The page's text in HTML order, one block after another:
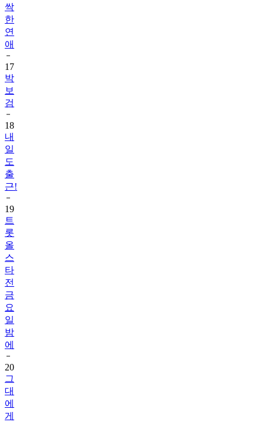
싹
한
연
애
17
박
보
검
18
내
일
도
출
근!
19
트
롯
올
스
타
전
금
요
일
밤
에
20
그
대
에
게